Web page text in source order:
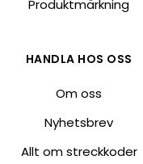
Produktmärkning
HANDLA HOS OSS
Om oss
Nyhetsbrev
Allt om streckkoder